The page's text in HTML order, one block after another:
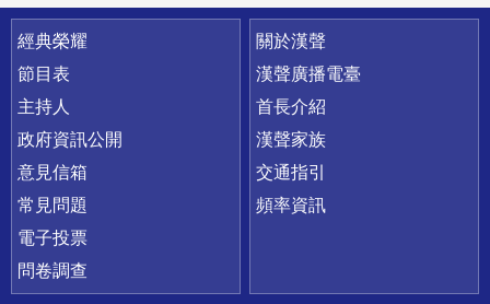
快速連結
經典榮耀
節目表
主持人
政府資訊公開
意見信箱
常見問題
電子投票
問卷調查
關於漢聲
漢聲廣播電臺
首長介紹
漢聲家族
交通指引
頻率資訊